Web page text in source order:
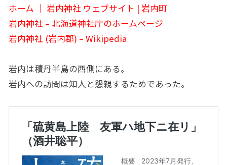
ホーム ｜ 岩内神社 ウェブサイト | 岩内町
岩内神社 – 北海道神社庁のホームページ
岩内神社 (岩内郡) – Wikipedia
岩内は積丹半島の西側にある。
岩内への訪問は知人と懇親するためであった。